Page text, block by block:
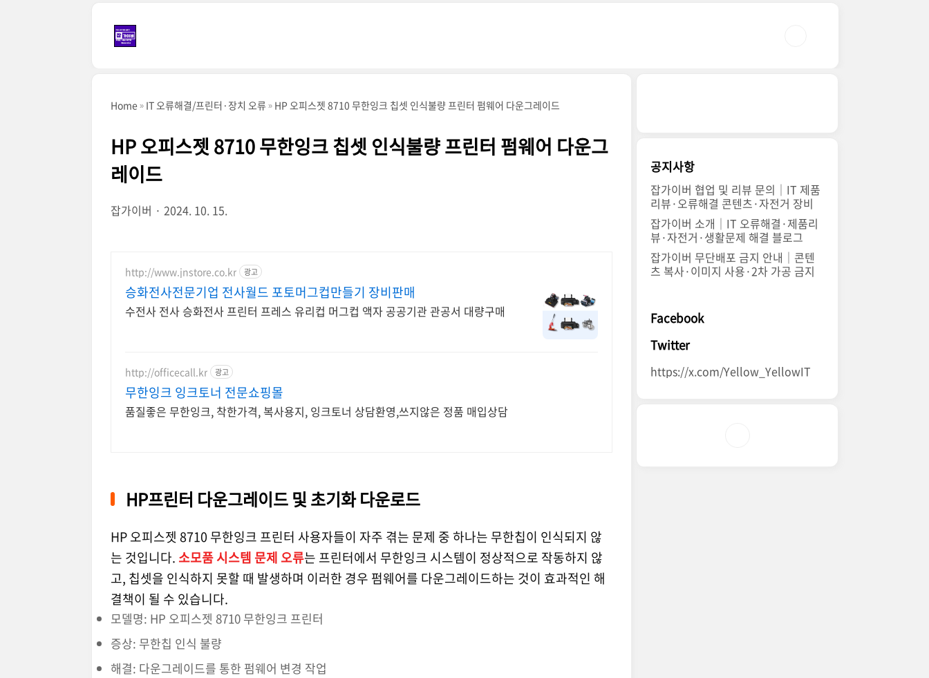
Home IT 오류해결/프린터·장치 오류 HP 오피스젯 8710 무한잉크 칩셋 인식불량 프린터 펌웨어 다운그레이드
HP 오피스젯 8710 무한잉크 칩셋 인식불량 프린터 펌웨어 다운그
레이드
잡가이버 2024. 10. 15.
http://www.jnstore.co.kr 광고
승화전사전문기업 전사월드 포토머그컵만들기 장비판매
수전사 전사 승화전사 프린터 프레스 유리컵 머그컵 액자 공공기관 관공서 대량구매
http://officecall.kr 광고
무한잉크 잉크토너 전문쇼핑몰
품질좋은 무한잉크, 착한가격, 복사용지, 잉크토너 상담환영,쓰지않은 정품 매입상담
HP프린터 다운그레이드 및 초기화 다운로드
HP 오피스젯 8710 무한잉크 프린터 사용자들이 자주 겪는 문제 중 하나는 무한칩이 인식되지 않
는 것입니다. 소모품 시스템 문제 오류는 프린터에서 무한잉크 시스템이 정상적으로 작동하지 않
고, 칩셋을 인식하지 못할 때 발생하며 이러한 경우 펌웨어를 다운그레이드하는 것이 효과적인 해
결책이 될 수 있습니다.
모델명: HP 오피스젯 8710 무한잉크 프린터
증상: 무한칩 인식 불량
해결: 다운그레이드를 통한 펌웨어 변경 작업
공지사항
잡가이버 협업 및 리뷰 문의｜IT 제품
리뷰·오류해결 콘텐츠·자전거 장비
잡가이버 소개｜IT 오류해결·제품리
뷰·자전거·생활문제 해결 블로그
잡가이버 무단배포 금지 안내｜콘텐
츠 복사·이미지 사용·2차 가공 금지
Facebook
Twitter
https://x.com/Yellow_YellowIT